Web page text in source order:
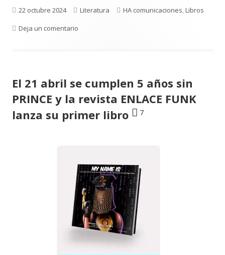
Publicado
el
22 octubre 2024 Categorías
Literatura Etiquetas
HA comunicaciones,Libros
Deja un comentario
El 21 abril se cumplen 5 años sin
PRINCE y la revista ENLACE FUNK
lanza su primer libro
7